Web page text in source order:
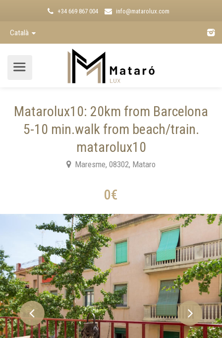
+34 669 867 004 info@matarolux.com
Català
Matarolux10: 20km from Barcelona
5-10 min.walk from beach/train.
matarolux10
Maresme, 08302, Mataro
0€